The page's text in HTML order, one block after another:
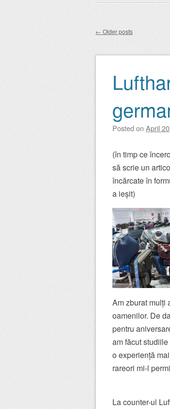
Post
← Older posts
Posted on April
(în timp ce
să scrie un
încărcate în
a ieșit)
Am zburat mulți
oamenilor. De
pentru
am făcut
o experiență
rareori mi-l
La counter-ul